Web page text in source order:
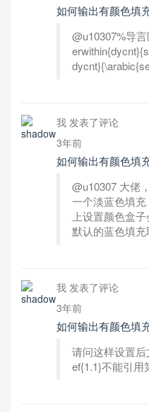
如何输出有颜色填
@u10307%导
我 发表了评论
3年前
如何输出有颜色填
@u10307 大佬
一个淡蓝色填
上设置颜色盒
默认的蓝色填
我 发表了评论
3年前
如何输出有颜色填
请问这样设置
ef{1.1}不能引用